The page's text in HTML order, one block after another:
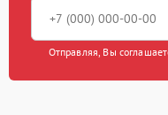
Отправляя, Вы